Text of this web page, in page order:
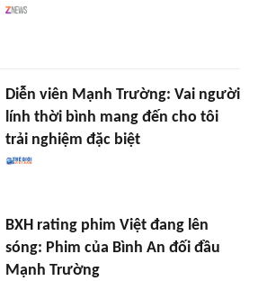
Diễn viên Mạnh Trường: Vai người
lính thời bình mang đến cho tôi
trải nghiệm đặc biệt
BXH rating phim Việt đang lên
sóng: Phim của Bình An đối đầu
Mạnh Trường